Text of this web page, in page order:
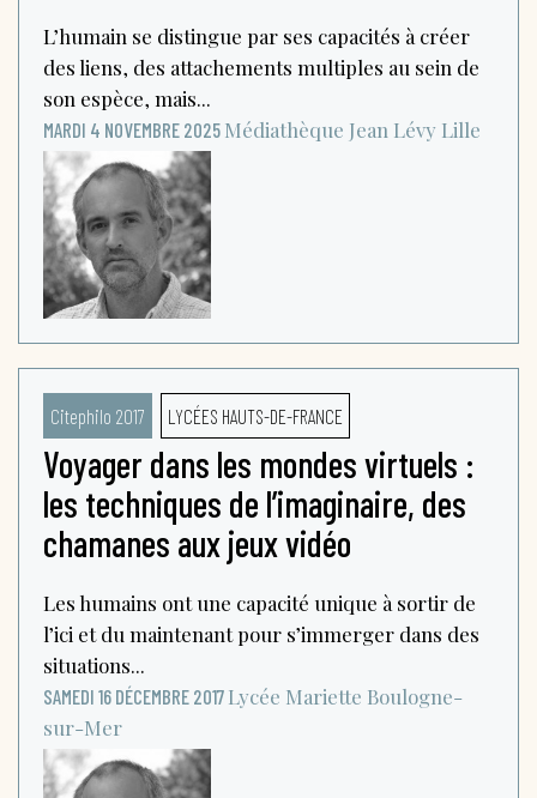
L’humain se distingue par ses capacités à créer
des liens, des attachements multiples au sein de
son espèce, mais...
MARDI 4 NOVEMBRE 2025 Médiathèque Jean Lévy Lille
Citephilo 2017 LYCÉES HAUTS-DE-FRANCE
Voyager dans les mondes virtuels :
les techniques de l’imaginaire, des
chamanes aux jeux vidéo
Les humains ont une capacité unique à sortir de
l’ici et du maintenant pour s’immerger dans des
situations...
SAMEDI 16 DÉCEMBRE 2017 Lycée Mariette Boulogne-
sur-Mer